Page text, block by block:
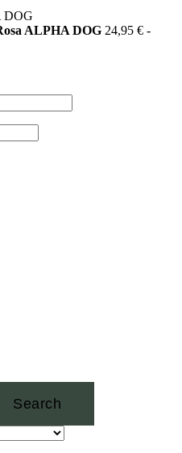
ALPHA DOG 24,95 € -
Search